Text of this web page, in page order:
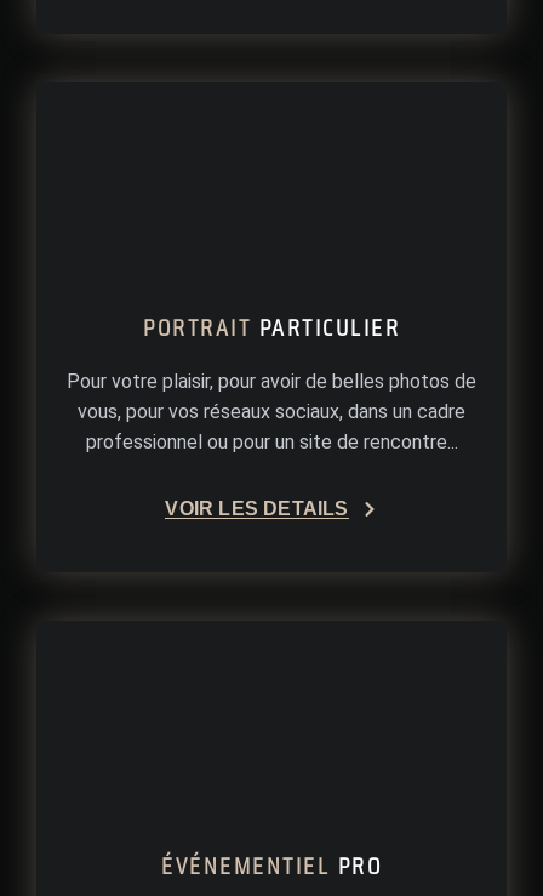
PORTRAIT PARTICULIER
Pour votre plaisir, pour avoir de belles photos de
vous, pour vos réseaux sociaux, dans un cadre
professionnel ou pour un site de rencontre...
VOIR LES DÉTAILS
ÉVÉNEMENTIEL PRO